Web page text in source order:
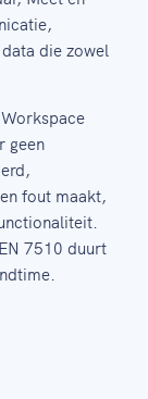
die zowel
geen
fout maakt,
7510 duurt